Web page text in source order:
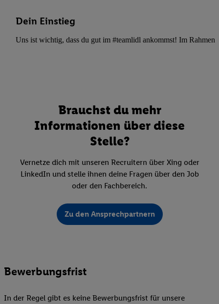
Dein Einstieg
Uns ist wichtig, dass du gut im #teamlidl ankommst! Im Rahmen
Brauchst du mehr
Informationen über diese
Stelle?
Vernetze dich mit unseren Recruitern über Xing oder
LinkedIn und stelle ihnen deine Fragen über den Job
oder den Fachbereich.
Zu den Ansprechpartnern
Bewerbungsfrist
In der Regel gibt es keine Bewerbungsfrist für unsere